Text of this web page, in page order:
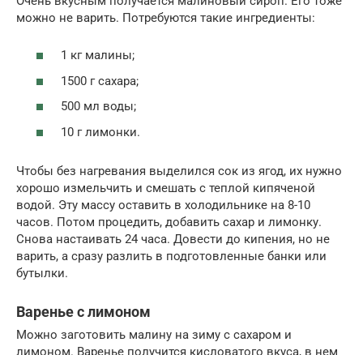
можно не варить. Потребуются такие ингредиенты:
1 кг малины;
1500 г сахара;
500 мл воды;
10 г лимонки.
Чтобы без нагревания выделился сок из ягод, их нужно
хорошо измельчить и смешать с теплой кипяченой
водой. Эту массу оставить в холодильнике на 8-10
часов. Потом процедить, добавить сахар и лимонку.
Снова настаивать 24 часа. Довести до кипения, но не
варить, а сразу разлить в подготовленные банки или
бутылки.
Варенье с лимоном
Можно заготовить малину на зиму с сахаром и
лимоном. Варенье получится кисловатого вкуса, в нем